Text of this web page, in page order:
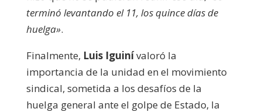
terminó levantando el 11, los quince días de
huelga».
Finalmente, Luis Iguinívaloró la
importancia de la unidad en el movimiento
sindical, sometida a los desafíos de la
huelga general ante el golpe de Estado, la